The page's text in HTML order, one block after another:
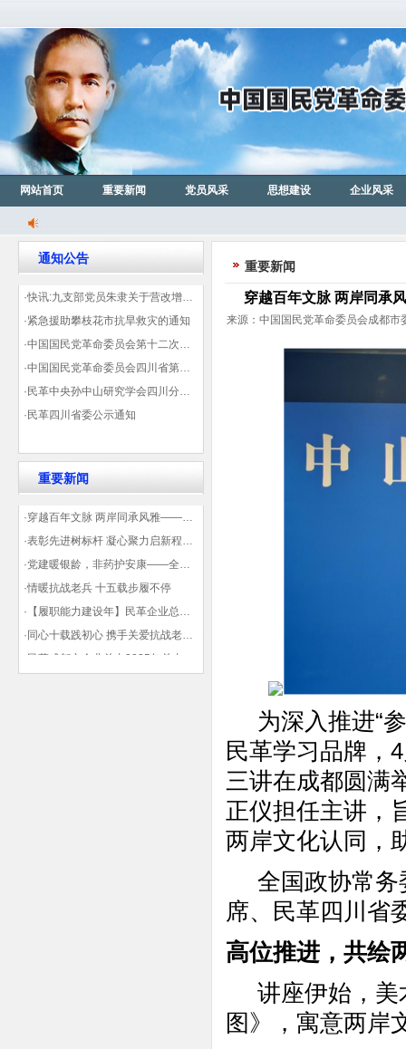
网站首页 重要新闻 党员风采 思想建设 企业风采
通知公告
·快讯:九支部党员朱隶关于营改增信息宣传力度的建议那篇已被省政协采用
·紧急援助攀枝花市抗旱救灾的通知
·中国国民党革命委员会第十二次全国代表大会代表登记表（下载）
·中国国民党革命委员会四川省第十一次代表大会代表登记表（下载）
·民革中央孙中山研究学会四川分会领导机构及成员名单
·民革四川省委公示通知
重要新闻
·穿越百年文脉 两岸同承风雅——民革四川省委会“中山天府大讲堂”第三讲在蓉举办
·表彰先进树标杆 凝心聚力启新程——民革企业总支部参加2025年度先进表彰大会有感
·党建暖银龄，非药护安康——全球健康公益大讲堂温情纪实
·情暖抗战老兵 十五载步履不停
·【履职能力建设年】民革企业总支部联合多地民革基层组织发起“夏日送清凉”活动 致敬“乡镇美容师”
·同心十载践初心 携手关爱抗战老兵——民革企业总支部 十年帮扶抗战老兵工作纪实
重要新闻
穿越百年文脉 两岸同承
来源：中国国民党革命委员会成都
为深入推进“参
民革学习品牌，
三讲在成都圆满
正仪担任主讲，
两岸文化认同，
全国政协常
席、民革四川省
高位推进，共绘
讲座伊始，
图》，寓意两岸